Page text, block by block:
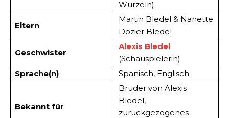
Wurzeln)
Eltern
Martin Bledel & Nanette
Dozier Bledel
Geschwister
Alexis Bledel
(Schauspielerin)
Sprache(n)
Spanisch, Englisch
Bekannt für
Bruder von Alexis
Bledel,
zurückgezogenes